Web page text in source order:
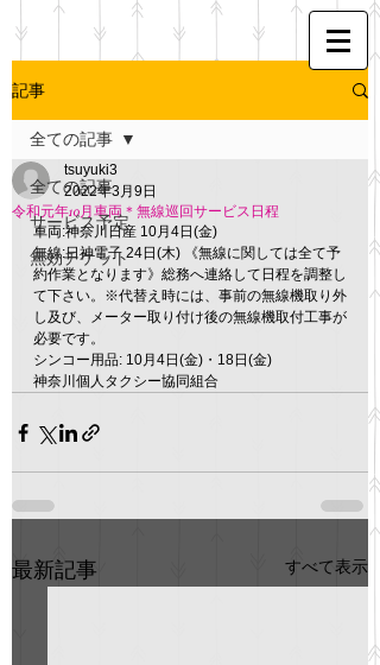
記事
全ての記事
サービス予定
無効チケット
全ての記事
令和元年10月車両＊無線巡回サービス日程
tsuyuki3
2022年3月9日
車両:神奈川日産 10月4日(金)
無線:日神電子 24日(木) 《無線に関しては全て予
約作業となります》総務へ連絡して日程を調整し
て下さい。※代替え時には、事前の無線機取り外
し及び、メーター取り付け後の無線機取付工事が
必要です。
シンコー用品: 10月4日(金)・18日(金)
神奈川個人タクシー協同組合
最新記事 すべて表示